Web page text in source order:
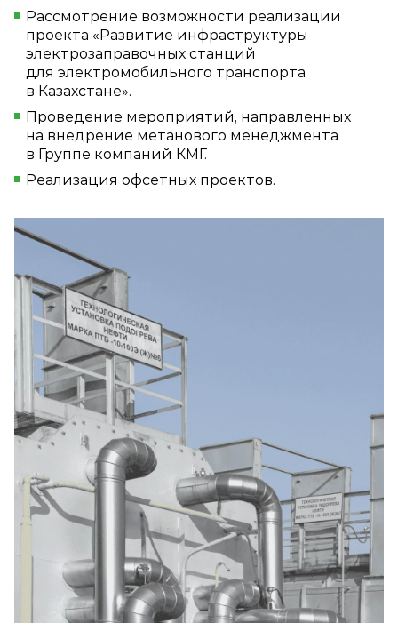
Рассмотрение возможности реализации
проекта «Развитие инфраструктуры
электрозаправочных станций
для электромобильного транспорта
в Казахстане».
Проведение мероприятий, направленных
на внедрение метанового менеджмента
в Группе компаний КМГ.
Реализация офсетных проектов.